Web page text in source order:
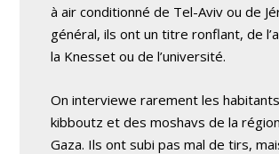
à air conditionné de Tel-Aviv ou de
général, ils ont un titre ronflant, de
la Knesset ou de l’université.
On interviewe rarement les
kibboutz et des moshavs de la
Gaza. Ils ont subi pas mal de tirs,